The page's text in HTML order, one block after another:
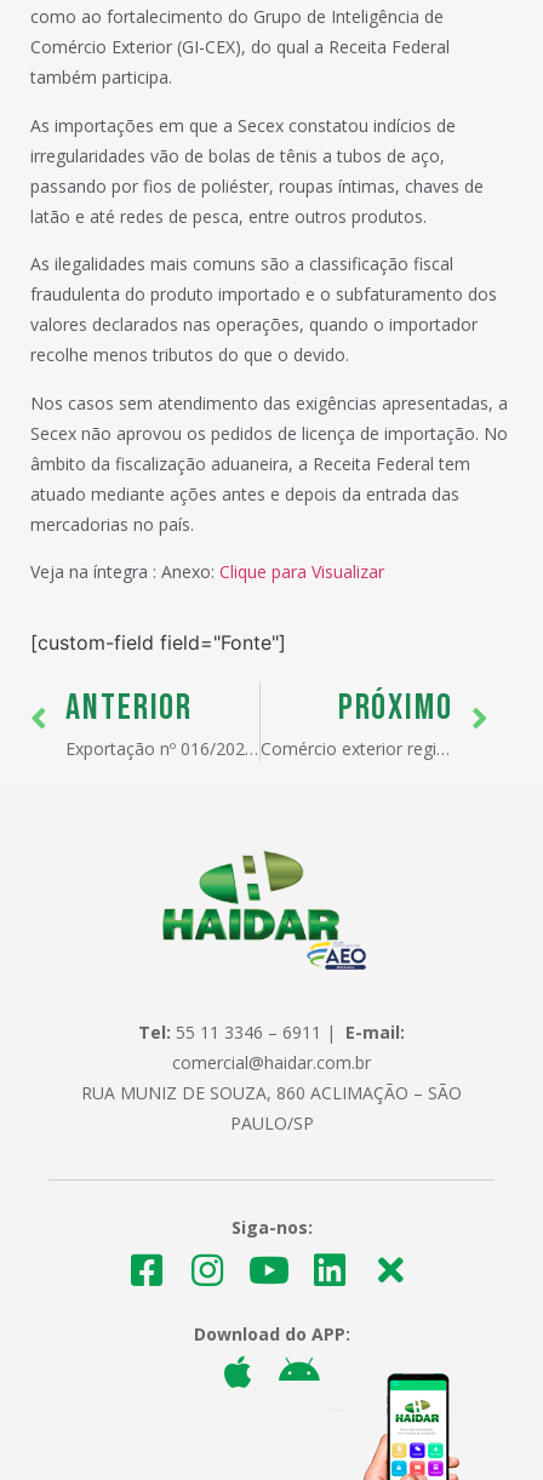
como ao fortalecimento do Grupo de Inteligência de
Comércio Exterior (GI-CEX), do qual a Receita Federal
também participa.
As importações em que a Secex constatou indícios de
irregularidades vão de bolas de tênis a tubos de aço,
passando por fios de poliéster, roupas íntimas, chaves de
latão e até redes de pesca, entre outros produtos.
As ilegalidades mais comuns são a classificação fiscal
fraudulenta do produto importado e o subfaturamento dos
valores declarados nas operações, quando o importador
recolhe menos tributos do que o devido.
Nos casos sem atendimento das exigências apresentadas, a
Secex não aprovou os pedidos de licença de importação. No
âmbito da fiscalização aduaneira, a Receita Federal tem
atuado mediante ações antes e depois da entrada das
mercadorias no país.
Veja na íntegra : Anexo: Clique para Visualizar
[custom-field field="Fonte"]
ANTERIOR
Exportação nº 016/2024 – Novos contingentes pautais disciplinados na Portaria SECEX nº 72, de 2020
PRÓXIMO
Comércio exterior registra superávit de US$ 2,94 bi na 3° semana de abril
Tel: 55 11 3346 – 6911 | E-mail:
comercial@haidar.com.br
RUA MUNIZ DE SOUZA, 860 ACLIMAÇÃO – SÃO
PAULO/SP
Siga-nos:
Download do APP: